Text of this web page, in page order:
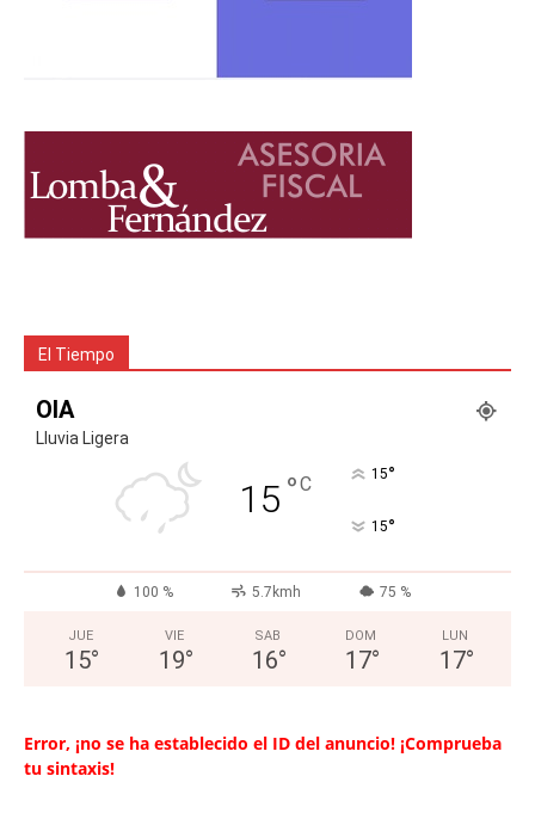
El Tiempo
OIA
Lluvia Ligera
15 °C 15°
15°
100 % 5.7kmh 75 %
JUE
15°
VIE
19°
SAB
16°
DOM
17°
LUN
17°
Error, ¡no se ha establecido el ID del anuncio! ¡Comprueba
tu sintaxis!